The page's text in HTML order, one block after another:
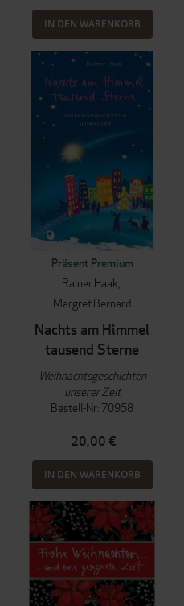
IN DEN WARENKORB
Präsent Premium
Rainer Haak
Margret Bernard
Nachts am Himmel
tausend Sterne
Weihnachtsgeschichten
unserer Zeit
Bestell-Nr: 70958
20,00 €
IN DEN WARENKORB